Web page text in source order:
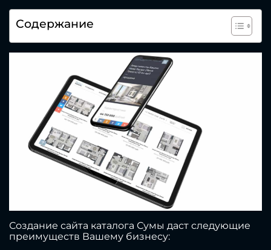
Содержание
Создание сайта каталога Сумы даст следующие
преимуществ Вашему бизнесу: